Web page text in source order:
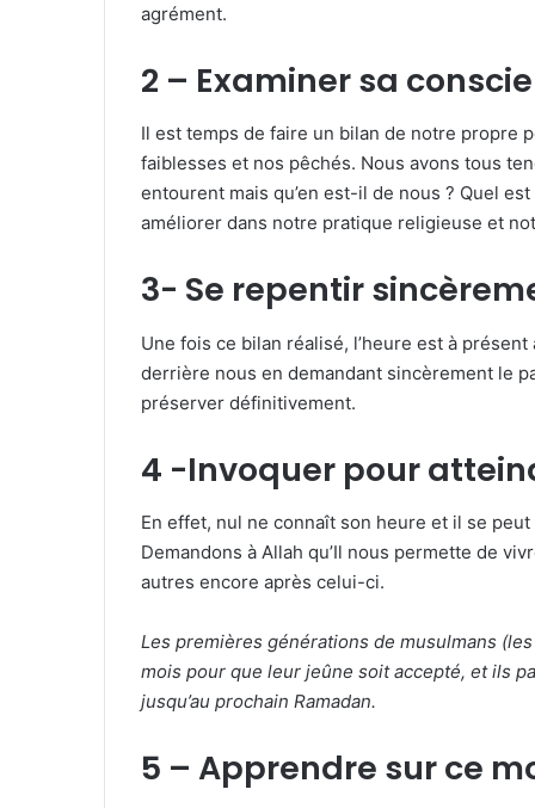
agrément.
2 – Examiner sa
Il est temps de faire un bilan de notre propre
faiblesses et nos pêchés. Nous avons tous
entourent mais qu’en est-il de nous ? Quel
améliorer dans notre pratique religieuse et
3- Se repentir
Une fois ce bilan réalisé, l’heure est à
derrière nous en demandant sincèrement le
préserver définitivement.
4 -Invoquer pour
En effet, nul ne connaît son heure et il se
Demandons à Allah qu’Il nous permette de
autres encore après celui-ci.
Les premières générations de musulmans
mois pour que leur jeûne soit accepté, et ils
jusqu’au prochain Ramadan.
5 – Apprendre sur ce